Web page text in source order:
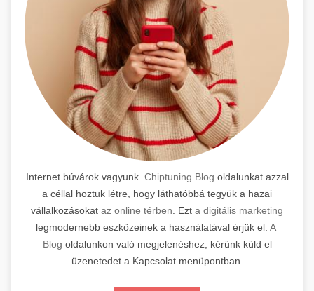
Internet búvárok vagyunk. Chiptuning Blog oldalunkat azzal
a céllal hoztuk létre, hogy láthatóbbá tegyük a hazai
vállalkozásokat az online térben . Ezt a digitális marketing
legmodernebb eszközeinek a használatával érjük el. A
Blog oldalunkon való megjelenéshez, kérünk küld el
üzenetedet a Kapcsolat menüpontban.